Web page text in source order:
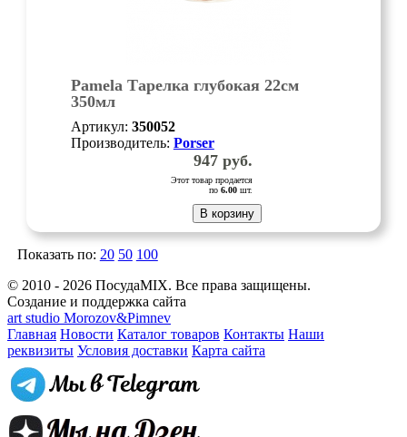
Pamela Тарелка глубокая 22см
350мл
Артикул: 350052
Производитель: Porser
947руб.
Этот товар продается
по 6.00шт.
В корзину
Показать по: 20 50 100
© 2010 - 2026 ПосудаMIX. Все права защищены.
Создание и поддержка сайта
art studio Morozov&Pimnev
Главная Новости Каталог товаров Контакты Наши
реквизиты Условия доставки Карта сайта